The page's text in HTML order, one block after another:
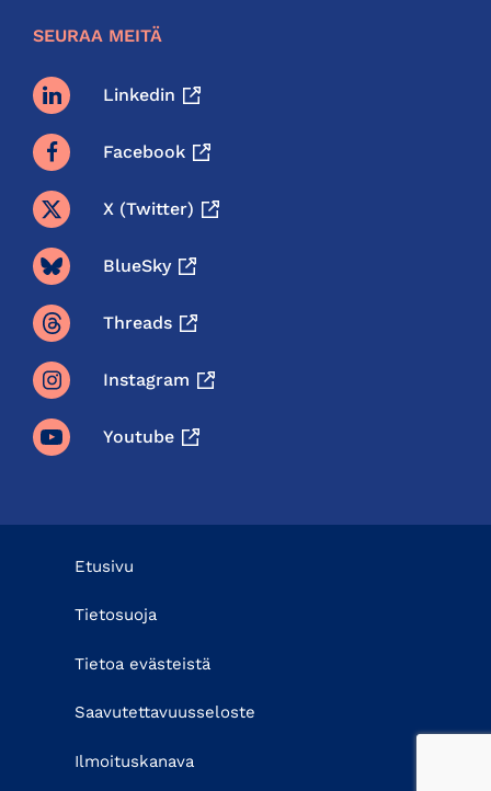
SEURAA MEITÄ
Linkedin
Facebook
X (twitter)
BlueSky
Threads
Instagram
Youtube
Etusivu
Tietosuoja
Tietoa evästeistä
Saavutettavuusseloste
Ilmoituskanava